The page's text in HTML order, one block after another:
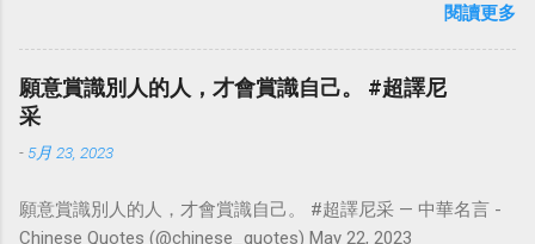
閱讀更多
願意賞識別人的人，才會賞識自己。 #超譯尼
采
- 5月 23, 2023
願意賞識別人的人，才會賞識自己。 #超譯尼采 — 中華名言 -
Chinese Quotes (@chinese_quotes) May 22, 2023